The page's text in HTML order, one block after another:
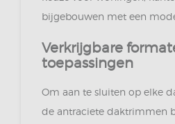
bijgebouwen met een
Verkrijgbare
toepassingen
Om aan te sluiten op elke
de antraciete daktrimmen